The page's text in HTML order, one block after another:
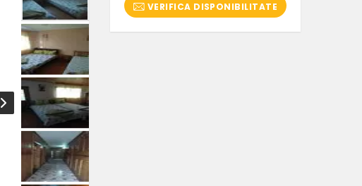
VERIFICA DISPONIBILITATE